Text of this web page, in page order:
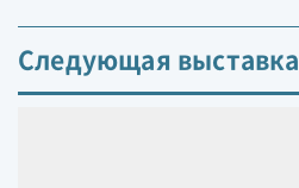
Следующая выставка